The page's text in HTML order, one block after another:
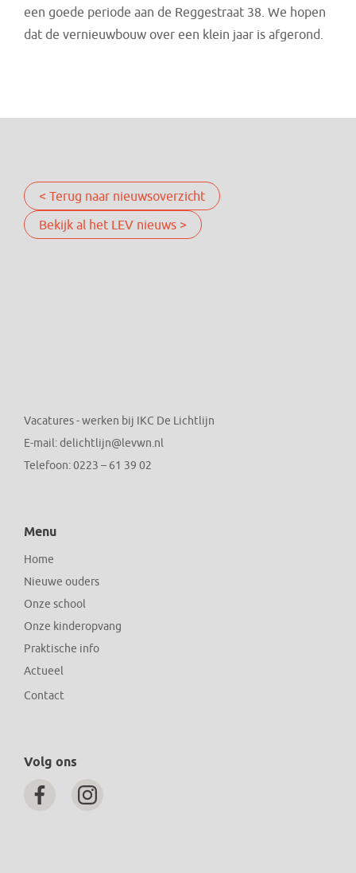
een goede periode aan de Reggestraat 38. We hopen
dat de vernieuwbouw over een klein jaar is afgerond.
< Terug naar nieuwsoverzicht
Bekijk al het LEV nieuws >
Vacatures - werken bij IKC De Lichtlijn
E-mail:delichtlijn@levwn.nl
Telefoon:0223 – 61 39 02
Menu
Home
Nieuwe ouders
Onze school
Onze kinderopvang
Praktische info
Actueel
Contact
Volg ons